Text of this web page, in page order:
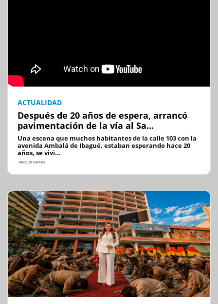
ACTUALIDAD
Después de 20 años de espera, arrancó
pavimentación de la vía al Sa...
Una escena que muchos habitantes de la calle 103 con la
avenida Ambalá de Ibagué, estaban esperando hace 20
años, se vivi...
HACE 20 HORAS